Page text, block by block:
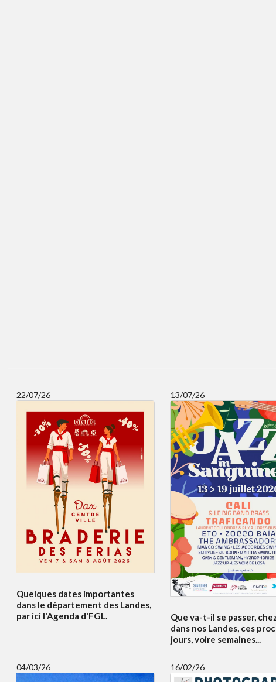
22/07/26
Quelques dates importantes
dans le département des Landes,
par ici l'Agenda d'FGL.
13/07/26
Que va-t-il se passer,
dans nos Landes, ces
jours, voire semaines...
04/03/26 16/02/26